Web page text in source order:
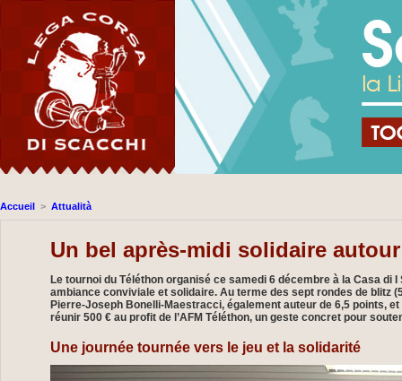
Accueil > Attualità
Un bel après-midi solidaire
Le tournoi du Téléthon organisé ce samedi 6 décembre à la Casa
ambiance conviviale et solidaire. Au terme des sept rondes de blitz
Pierre-Joseph Bonelli-Maestracci, également auteur de 6,5 points,
réunir 500 € au profit de l’AFM Téléthon, un geste concret pour
Une journée tournée vers le jeu et la solidarité